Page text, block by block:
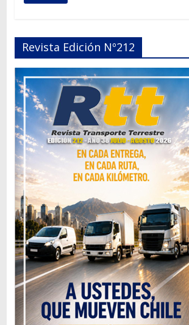
Revista Edición Nº212